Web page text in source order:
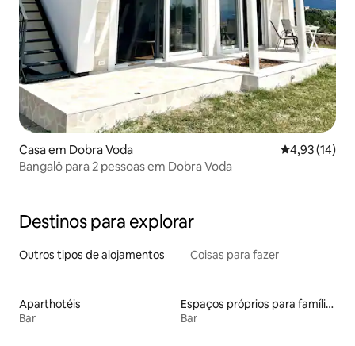
Casa em Dobra Voda Classificação
4,93 (14)
Bangalô para 2 pessoas em Dobra Voda
Destinos para explorar
Outros tipos de alojamentos Coisas para fazer
Aparthotéis
Bar
Espaços próprios para famílias
Bar